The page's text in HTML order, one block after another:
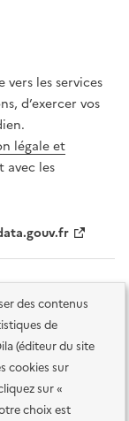
des contenus
de
(éditeur du site
cookies sur
sur «
choix est
les services
d’exercer vos
légale et
avec les
Accessibilité des